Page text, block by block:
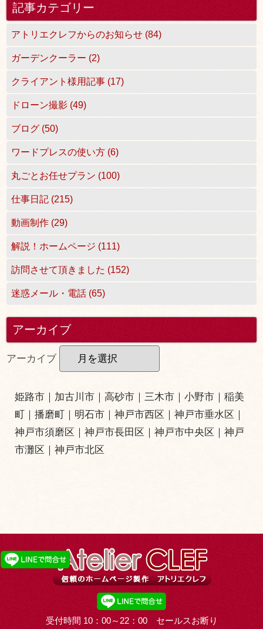
記事カテゴリー
アトリエクレフからのお知らせ (84)
ガーデンクーラー (2)
クライアント様用記事 (17)
ドローン撮影 (49)
ブログ (50)
ワードプレスの使い方 (6)
丸ごとお任せプラン (100)
仕事日記 (215)
動画制作 (29)
解説！ホームページ (111)
訪問させて頂きました (152)
迷惑メール・電話 (65)
アーカイブ
アーカイブ
姫路市 ｜ 加古川市 ｜高砂市 ｜三木市 ｜小野市｜稲美
町 ｜播磨町 ｜ 明石市 ｜神戸市西区 ｜神戸市垂水区 ｜
神戸市須磨区 ｜神戸市長田区 ｜神戸市中央区 ｜神戸
市灘区 ｜神戸市北区
受付時間 10：00～22：00 セールスお断り